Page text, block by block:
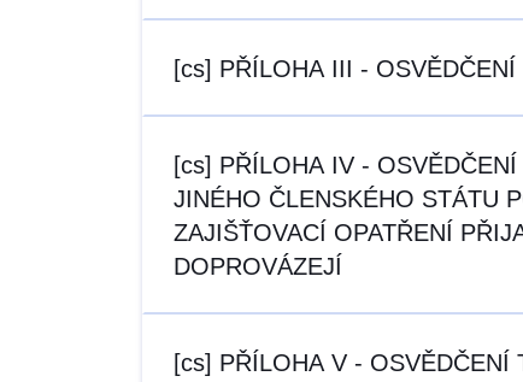
[cs] PŘÍLOHA III -
[cs] PŘÍLOHA IV -
JINÉHO ČLENSKÉHO STÁTU
ZAJIŠŤOVACÍ OPATŘENÍ
DOPROVÁZEJÍ
[cs] PŘÍLOHA V - OSVĚDČENÍ